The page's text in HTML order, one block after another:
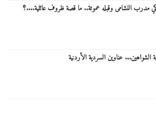
مدرب النشامى وقبله عموتة.. ما قصة ظروف عائلية....؟
الشواهين... عناوين السردية الأردنية